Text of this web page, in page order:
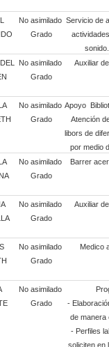
No asimilado
Grado
Servicio de
No asimilado
Grado
Auxiliar
No asimilado
Grado
Apoyo
Atención
libors de
por medio
No asimilado
Grado
Barrer
No asimilado
Grado
Auxiliar
No asimilado
Grado
Medico
No asimilado
Grado
-
de manera
- Perfiles
soliciten en